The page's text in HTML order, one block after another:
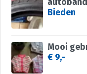
Bieden
€ 9,-